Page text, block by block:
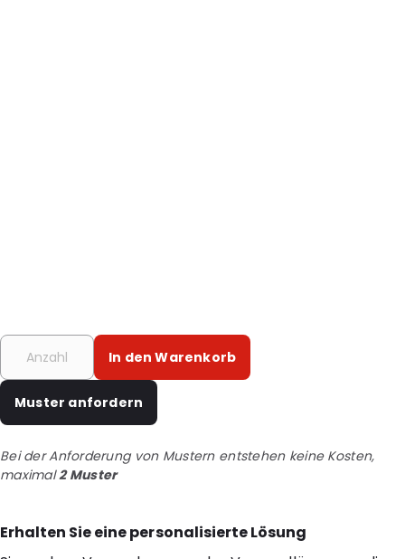
In den Warenkorb
Muster anfordern
Bei der Anforderung von Mustern entstehen keine Kosten,
maximal2 Muster
Erhalten Sie eine personalisierte Lösung